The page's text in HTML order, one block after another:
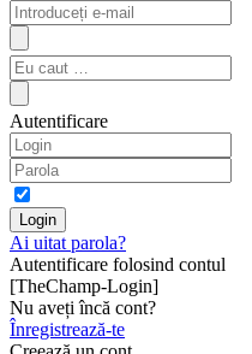
Autentificare
Ai uitat parola?
Autentificare folosind contul
[TheChamp-Login]
Nu aveți încă cont?
Înregistrează-te